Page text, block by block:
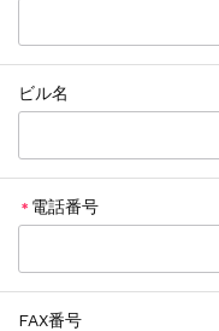
ビル名
＊ 電話番号
FAX番号